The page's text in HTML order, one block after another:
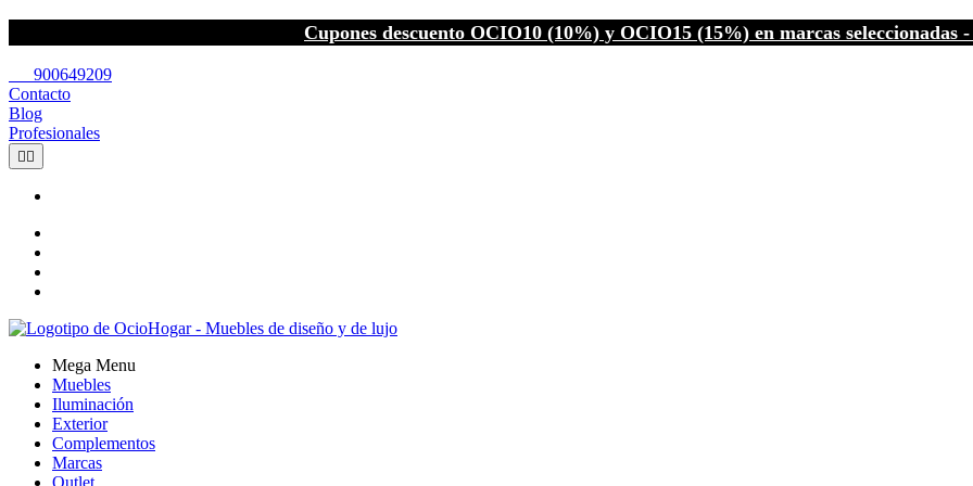
Cupones descuento OCIO10 (10%) y OCIO15 (15%) en marcas seleccionadas
900649209
Contacto
Blog
Profesionales
 
Mega Menu
Muebles
Iluminación
Exterior
Complementos
Marcas
Outlet